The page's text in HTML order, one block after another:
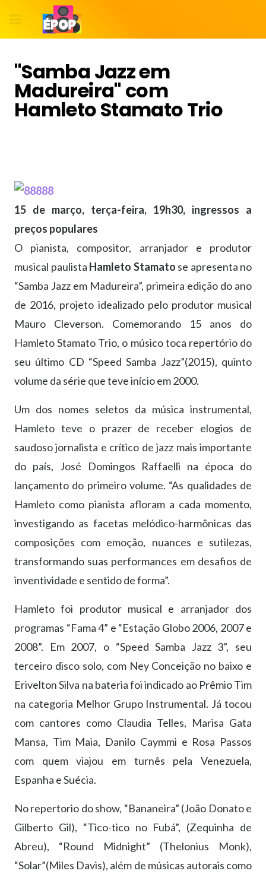
"Samba Jazz em
Madureira" com
Hamleto Stamato Trio
15 de março, terça-feira, 19h30, ingressos a
preços populares
O pianista, compositor, arranjador e produtor
musical paulista Hamleto Stamato se apresenta no
“Samba Jazz em Madureira”, primeira edição do ano
de 2016, projeto idealizado pelo produtor musical
Mauro Cleverson. Comemorando 15 anos do
Hamleto Stamato Trio, o músico toca repertório do
seu último CD “Speed Samba Jazz”(2015), quinto
volume da série que teve início em 2000.
Um dos nomes seletos da música instrumental,
Hamleto teve o prazer de receber elogios de
saudoso jornalista e crítico de jazz mais importante
do país, José Domingos Raffaelli na época do
lançamento do primeiro volume. “As qualidades de
Hamleto como pianista afloram a cada momento,
investigando as facetas melódico-harmônicas das
composições com emoção, nuances e sutilezas,
transformando suas performances em desafios de
inventividade e sentido de forma”.
Hamleto foi produtor musical e arranjador dos
programas “Fama 4” e “Estação Globo 2006, 2007 e
2008”. Em 2007, o “Speed Samba Jazz 3”, seu
terceiro disco solo, com Ney Conceição no baixo e
Erivelton Silva na bateria foi indicado ao Prêmio Tim
na categoria Melhor Grupo Instrumental. Já tocou
com cantores como Claudia Telles, Marisa Gata
Mansa, Tim Maia, Danilo Caymmi e Rosa Passos
com quem viajou em turnês pela Venezuela,
Espanha e Suécia.
No repertorio do show, “Bananeira” (João Donato e
Gilberto Gil), “Tico-tico no Fubá”, (Zequinha de
Abreu), “Round Midnight” (Thelonius Monk),
“Solar”(Miles Davis), além de músicas autorais como